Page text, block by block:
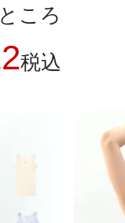
ころ
税込